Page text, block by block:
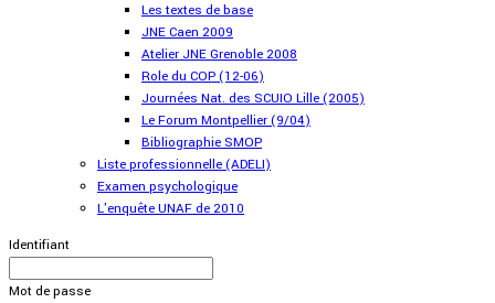
Les textes de base
JNE Caen 2009
Atelier JNE Grenoble 2008
Role du COP (12-06)
Journées Nat. des SCUIO Lille (2005)
Le Forum Montpellier (9/04)
Bibliographie SMOP
Liste professionnelle (ADELI)
Examen psychologique
L'enquête UNAF de 2010
Identifiant
Mot de passe